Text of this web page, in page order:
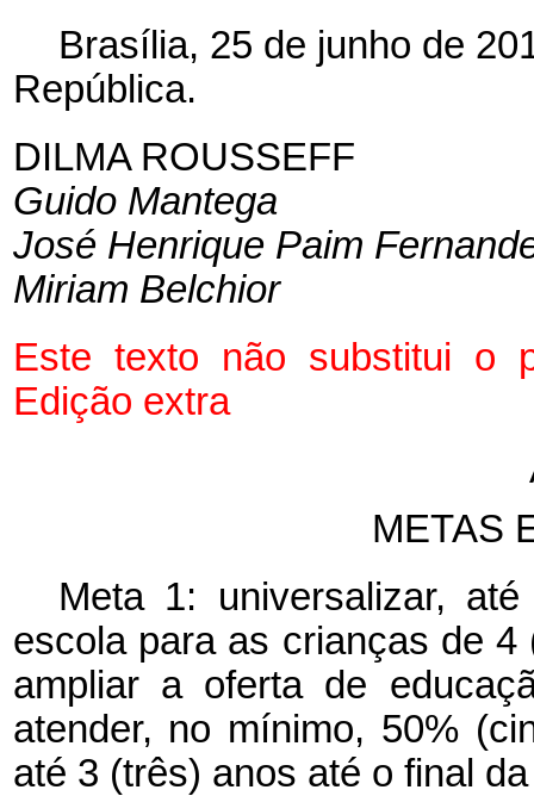
Brasília, 25 de junho de
República.
DILMA ROUSSEFF
Guido Mantega
José Henrique Paim
Miriam Belchior
Este texto não substitui o
Edição extra
METAS
Meta 1: universalizar,
escola para as crianças de
ampliar a oferta de
atender, no mínimo, 50%
até 3 (três) anos até o final